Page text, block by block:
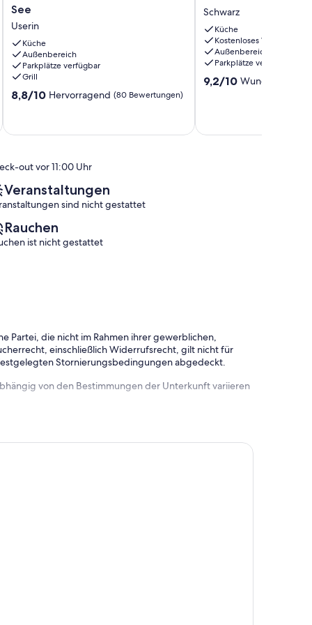
Schwedenhaus
See
Userin
See
Userin
Küche
Außenbereich
Parkplätze verfügbar
Grill
8.8
Hervorragend,
8,8/10 Hervorragend (80 Bewertungen)
am
Seebusch
Schwarz
Schwarz
Küche
Kostenloses WLAN
Außenbereich
Parkplätze verfügbar
9.2
9,2/10 Wunderbar
out vor 11:00 Uhr
Veranstaltungen
sind nicht gestattet
Rauchen
ist nicht gestattet
Partei, die nicht im Rahmen ihrer gewerblichen,
einschließlich Widerrufsrecht, gilt nicht für
Stornierungsbedingungen abgedeckt.
von den Bestimmungen der Unterkunft variieren